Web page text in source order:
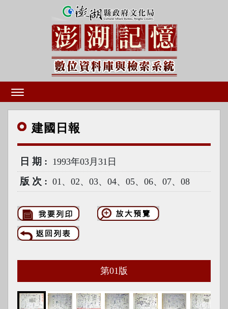
建國 日報
日期 1993年03月31日
版次 01、02、03、04、05、06、07、08
第01 版